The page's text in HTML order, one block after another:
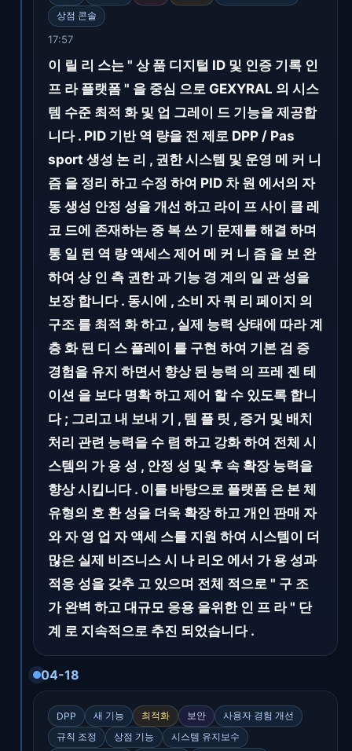
상점 콘솔
17:57
이 릴 리 스는 " 상 품 디지털 ID 및 인증 기록 인
프 라 플랫폼 " 을 중심 으로 GEXYRAL 의 시스
템 수준 최적 화 및 업 그레이 드 기능을 제공합
니다 . PID 기반 역 량을 전 제로 DPP / Pas
sport 생성 논 리 , 권한 시스템 및 운영 메 커 니
즘 을 정리 하고 수정 하여 PID 차 원 에서의 자
동 생성 안정 성을 개선 하고 라이 프 사이 클 레
코 드에 존재하는 중 복 쓰 기 문제를 해결 하며
통 일 된 역 량 액세스 제어 메 커 니 즘 을 보 완
하여 상 인 측 권한 과 기능 경 계의 일 관 성을
보장 합니다 . 동시에 , 소비 자 쿼 리 페이지 의
구조 를 최적 화 하고 , 실제 능력 상태에 따라 계
층 화 된 디 스 플레이 를 구현 하여 기본 검 증
경험을 유지 하면서 향상 된 능력 의 프레 젠 테
이션 을 보다 명확 하고 제어 할 수 있도록 합니
다 ; 그리고 내 보내 기 , 템 플 릿 , 증거 및 배치
처리 관련 능력을 수 렴 하고 강화 하여 전체 시
스템의 가 용 성 , 안정 성 및 후 속 확장 능력을
향상 시킵니다 . 이를 바탕으로 플랫폼 은 본 체
유형의 호 환 성을 더욱 확장 하고 개인 판매 자
와 자 영 업 자 액세 스를 지원 하여 시스템이 더
많은 실제 비즈니스 시 나 리오 에서 가 용 성과
적응 성을 갖추 고 있으며 전체 적으로 " 구 조
가 완벽 하고 대규모 응용 을위한 인 프 라 " 단
계 로 지속적으로 추진 되었습니다 .
04-18
DPP 새 기능 최적화 보안
사용자 경험 개선
규칙 조정
상점 기능
시스템 유지보수